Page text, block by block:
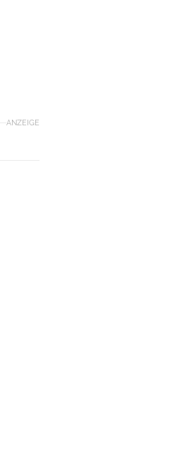
ANZEIGE